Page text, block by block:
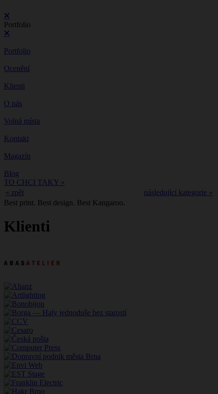
Portfolio
Portfolio
Ocenění
Klienti
O nás
Volná místa
Kontakt
Magazín
Blog
TO CHCI TAKY »
« zpět
následující kategorie »
Best print. Best design. Best Kangaroo.
Klienti